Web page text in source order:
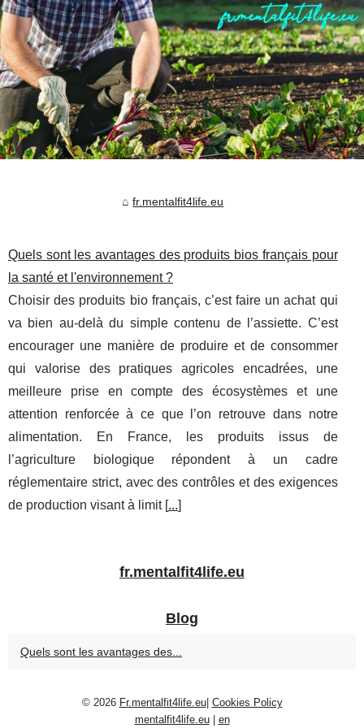
fr.mentalfit4life.eu
Quels sont les avantages des produits bios français pour
la santé et l'environnement ?
Choisir des produits bio français, c’est faire un achat qui
va bien au-delà du simple contenu de l’assiette. C’est
encourager une manière de produire et de consommer
qui valorise des pratiques agricoles encadrées, une
meilleure prise en compte des écosystèmes et une
attention renforcée à ce que l’on retrouve dans notre
alimentation. En France, les produits issus de
l’agriculture biologique répondent à un cadre
réglementaire strict, avec des contrôles et des exigences
de production visant à limit [...]
fr.mentalfit4life.eu
Blog
Quels sont les avantages des...
© 2026 Fr.mentalfit4life.eu| Cookies Policy
mentalfit4life.eu| en